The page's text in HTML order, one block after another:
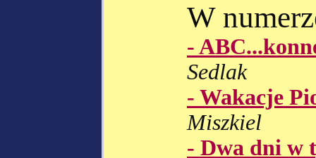
W
-
Sedlak
- Wakacje
Miszkiel
- Dwa dni w